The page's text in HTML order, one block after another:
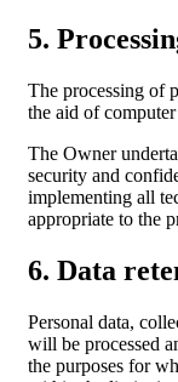
5.
The processing of
the aid of computer
The Owner
security and
implementing all
appropriate to the
6. Data
Personal data,
will be processed
the purposes for